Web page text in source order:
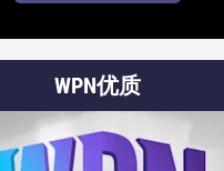
WPN优质